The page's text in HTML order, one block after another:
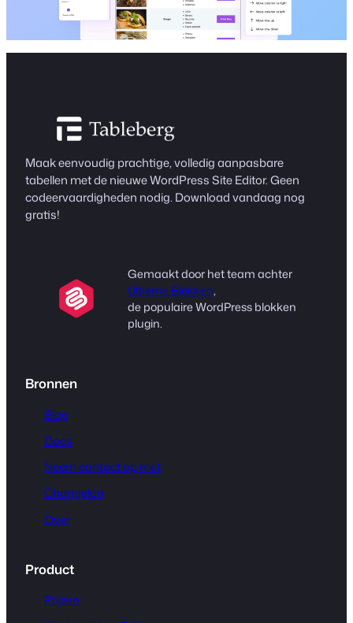
Maak eenvoudig prachtige, volledig aanpasbare
tabellen met de nieuwe WordPress Site Editor. Geen
codeervaardigheden nodig. Download vandaag nog
gratis!
Gemaakt door het team achter
Ultieme Blokken,
de populaire WordPress blokken
plugin.
Bronnen
Blog
Docs
Neem contact op met
Changelog
Over
Product
Prijzen